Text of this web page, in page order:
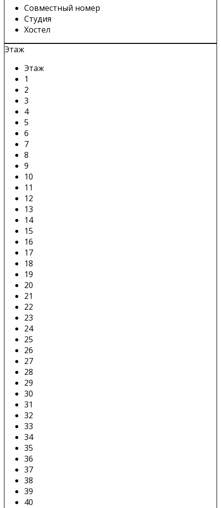
Совместный номер
Студия
Хостел
Этаж
Этаж
1
2
3
4
5
6
7
8
9
10
11
12
13
14
15
16
17
18
19
20
21
22
23
24
25
26
27
28
29
30
31
32
33
34
35
36
37
38
39
40